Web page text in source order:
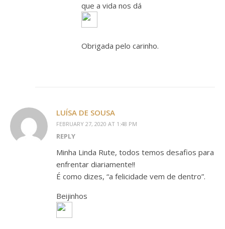
que a vida nos dá
Obrigada pelo carinho.
LUÍSA DE SOUSA
FEBRUARY 27, 2020 AT 1:48 PM
REPLY
Minha Linda Rute, todos temos desafios para
enfrentar diariamente!!
É como dizes, “a felicidade vem de dentro”.
Beijinhos